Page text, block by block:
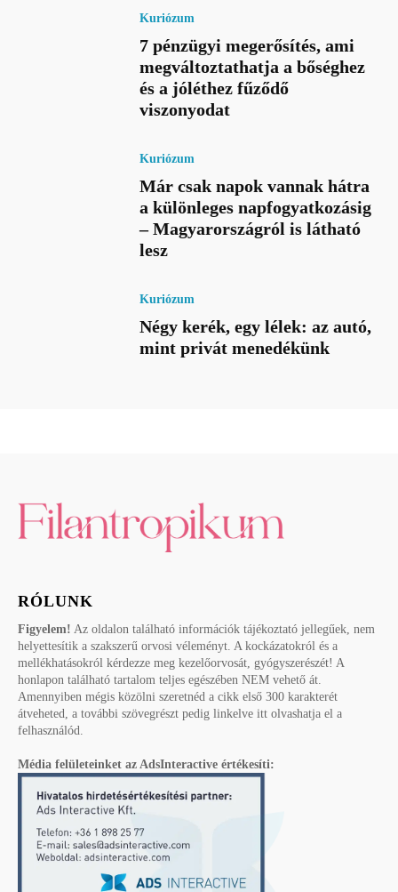
Kuriózum
7 pénzügyi megerősítés, ami
megváltoztathatja a bőséghez
és a jóléthez fűződő
viszonyodat
Kuriózum
Már csak napok vannak hátra
a különleges napfogyatkozásig
– Magyarországról is látható
lesz
Kuriózum
Négy kerék, egy lélek: az autó,
mint privát menedékünk
RÓLUNK
Figyelem! Az oldalon található információk tájékoztató jellegűek, nem
helyettesítik a szakszerű orvosi véleményt. A kockázatokról és a
mellékhatásokról kérdezze meg kezelőorvosát, gyógyszerészét! A
honlapon található tartalom teljes egészében NEM vehető át.
Amennyiben mégis közölni szeretnéd a cikk első 300 karakterét
átveheted, a további szövegrészt pedig linkelve itt olvashatja el a
felhasználód.
Média felületeinket az AdsInteractive értékesíti: